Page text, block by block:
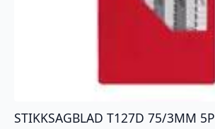
STIKKSAGBLAD T127D 75/3MM 5P